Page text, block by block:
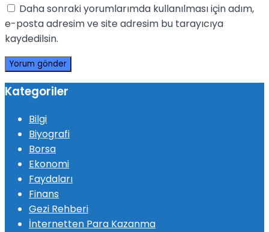
Daha sonraki yorumlarımda kullanılması için adım,
e-posta adresim ve site adresim bu tarayıcıya
kaydedilsin.
Kategoriler
Bilgi
Biyografi
Borsa
Ekonomi
Faydaları
Finans
Gezi Rehberi
İnternetten Para Kazanma